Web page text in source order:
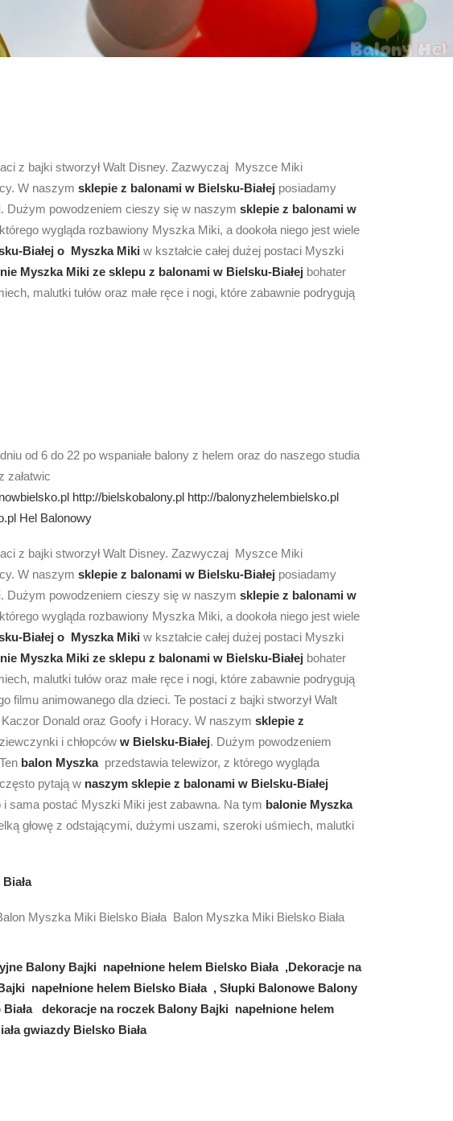
z bajki stworzył Walt Disney. Zazwyczaj Myszce Miki
W naszym sklepie z balonami w Bielsku-Białej posiadamy
. Dużym powodzeniem cieszy się w naszym sklepie z balonami w
wygląda rozbawiony Myszka Miki, a dookoła niego jest wiele
Białej o Myszka Miki w kształcie całej dużej postaci Myszki
Myszka Miki ze sklepu z balonami w Bielsku-Białej bohater
malutki tułów oraz małe ręce i nogi, które zabawnie podrygują
od 6 do 22 po wspaniałe balony z helem oraz do naszego studia
załatwic
http://bielskobalony.pl http://balonyzhelembielsko.pl
Hel Balonowy
z bajki stworzył Walt Disney. Zazwyczaj Myszce Miki
W naszym sklepie z balonami w Bielsku-Białej posiadamy
. Dużym powodzeniem cieszy się w naszym sklepie z balonami w
wygląda rozbawiony Myszka Miki, a dookoła niego jest wiele
Białej o Myszka Miki w kształcie całej dużej postaci Myszki
Myszka Miki ze sklepu z balonami w Bielsku-Białej bohater
malutki tułów oraz małe ręce i nogi, które zabawnie podrygują
filmu animowanego dla dzieci. Te postaci z bajki stworzył Walt
Donald oraz Goofy i Horacy. W naszym sklepie z
i chłopców w Bielsku-Białej. Dużym powodzeniem
balon Myszka przedstawia telewizor, z którego wygląda
często pytają w naszym sklepie z balonami w Bielsku-Białej
i sama postać Myszki Miki jest zabawna. Na tym balonie Myszka
głowę z odstającymi, dużymi uszami, szeroki uśmiech, malutki
Myszka Miki Bielsko Biała Balon Myszka Miki Bielsko Biała
Balony Bajki napełnione helem Bielsko Biała ,Dekoracje na
napełnione helem Bielsko Biała , Słupki Balonowe Balony
dekoracje na roczek Balony Bajki napełnione helem
gwiazdy Bielsko Biała